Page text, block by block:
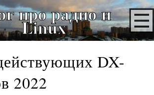
про радио и
Linux
DX-
2022